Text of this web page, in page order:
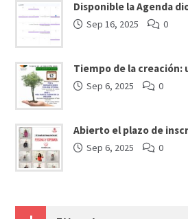
Disponible la Agenda
Sep 16, 2025 0
Tiempo de la creación:
Sep 6, 2025 0
Abierto el plazo de
Sep 6, 2025 0